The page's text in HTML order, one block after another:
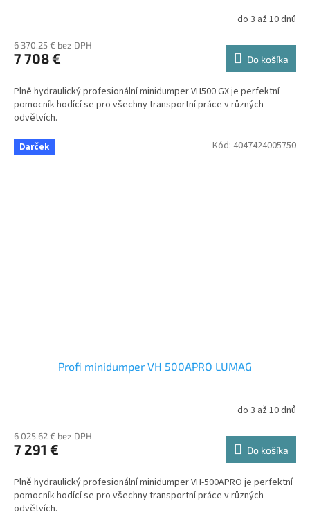
do 3 až 10 dnů
6 370,25 € bez DPH
7 708 € Do košíka
Plně hydraulický profesionální minidumper VH500 GX je perfektní
pomocník hodící se pro všechny transportní práce v různých
odvětvích.
Darček
Profi minidumper VH 500APRO LUMAG
do 3 až 10 dnů
6 025,62 € bez DPH
7 291 € Do košíka
Plně hydraulický profesionální minidumper VH-500APRO je perfektní
pomocník hodící se pro všechny transportní práce v různých
odvětvích.
Kód: 4047424005750